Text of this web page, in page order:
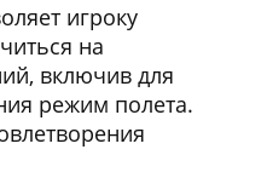
игроку
на
включив для
режим полета.